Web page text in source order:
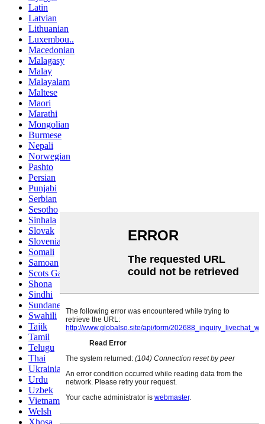
Latin
Latvian
Lithuanian
Luxembou..
Macedonian
Malagasy
Malay
Malayalam
Maltese
Maori
Marathi
Mongolian
Burmese
Nepali
Norwegian
Pashto
Persian
Punjabi
Serbian
Sesotho
Sinhala
Slovak
Slovenian
Somali
Samoan
Scots Gaelic
Shona
Sindhi
Sundanese
Swahili
Tajik
Tamil
Telugu
Thai
Ukrainian
Urdu
Uzbek
Vietnamese
Welsh
Xhosa